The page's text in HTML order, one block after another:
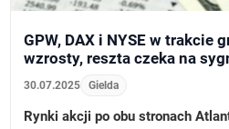
GPW, DAX i NYSE w trakcie
wzrosty, reszta czeka na
30.07.2025 Gielda
Rynki akcji po obu stronach